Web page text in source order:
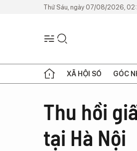
Thứ Sáu, ngày 07/08/2026,
XÃ HỘI SỐ GÓC
Thu hồi
tại Hà Nội